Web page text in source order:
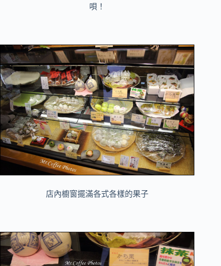
唄！
店內櫥窗擺滿各式各樣的果子